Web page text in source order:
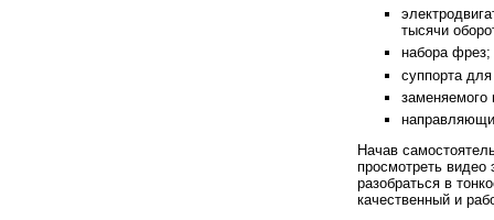
тысячи
набора фрез;
суппорта
Начав
просмотреть видео
разобраться в
качественный и